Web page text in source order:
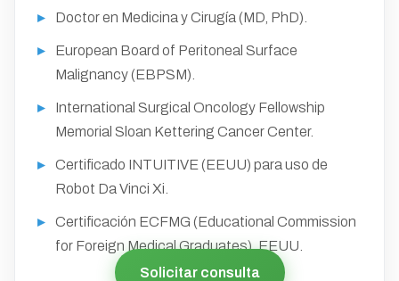
Doctor en Medicina y Cirugía (MD, PhD).
European Board of Peritoneal Surface
Malignancy (EBPSM).
International Surgical Oncology Fellowship
Memorial Sloan Kettering Cancer Center.
Certificado INTUITIVE (EEUU) para uso de
Robot Da Vinci Xi.
Certificación ECFMG (Educational Commission
for Foreign Medical Graduates), EEUU.
Solicitar consulta